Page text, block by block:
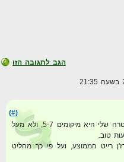
הגב לתגובה הזו
(#)
בעיקרון בנישה הספציפית הזו, החלטתי שהמטרה שלי היא מיקומים 5-7, ולא מעל
טוב.
רייט הממוצע, ועל פי כך מחליט